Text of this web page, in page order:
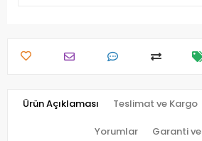
Ürün Açıklaması Teslimat ve Kargo
Yorumlar Garanti